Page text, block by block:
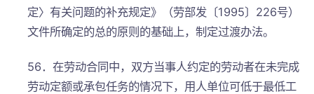
定〉有关问题的补充规定》（劳部发〔1995〕226号）
文件所确定的总的原则的基础上，制定过渡办法。
56．在劳动合同中，双方当事人约定的劳动者在未完成
劳动定额或承包任务的情况下，用人单位可低于最低工